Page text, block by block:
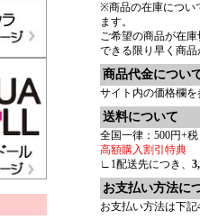
※商品の在庫につい
ます。
ご希望の商品が在
できる限り早く商品
商品代金につい
サイト内の価格欄を
送料について
全国一律：500円+税
高額購入割引特典
∟1配送先につき、
お支払い方法に
お支払い方法は下記